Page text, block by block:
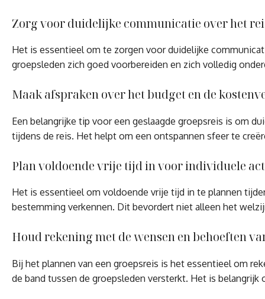
Zorg voor duidelijke communicatie over het
Het is essentieel om te zorgen voor duidelijke
groepsleden zich goed voorbereiden en zich volledig
Maak afspraken over het budget en de
Een belangrijke tip voor een geslaagde groepsreis is om
tijdens de reis. Het helpt om een ontspannen sfeer te
Plan voldoende vrije tijd in voor individuele
Het is essentieel om voldoende vrije tijd in te plannen
bestemming verkennen. Dit bevordert niet alleen het
Houd rekening met de wensen en behoeften
Bij het plannen van een groepsreis is het essentieel om
de band tussen de groepsleden versterkt. Het is